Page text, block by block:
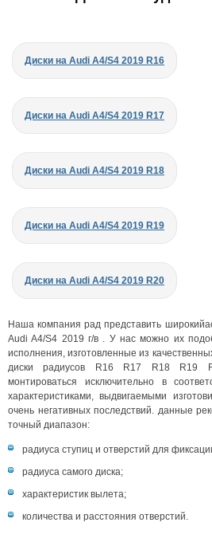
Диски на Audi A4/S4 2019 R16
Диски на Audi A4/S4 2019 R17
Диски на Audi A4/S4 2019 R18
Диски на Audi A4/S4 2019 R19
Диски на Audi A4/S4 2019 R20
Наша компания рад представить
Audi A4/S4 2019 г/в . У нас можно их
исполнения, изготовленные из
диски радиусов R16 R17 R18 R19
монтироваться исключительно в
характеристиками, выдвигаемыми
очень негативных последствий. данные
точный диапазон:
радиуса ступиц и отверстий для
радиуса самого диска;
характеристик вылета;
количества и расстояния отверстий.